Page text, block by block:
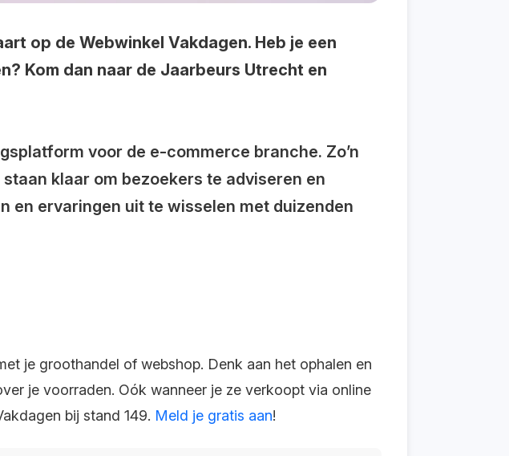
op de Webwinkel Vakdagen. Heb je een
Kom dan naar de Jaarbeurs Utrecht en
voor de e-commerce branche. Zo’n
klaar om bezoekers te adviseren en
en ervaringen uit te wisselen met duizenden
je groothandel of webshop. Denk aan het ophalen en
je voorraden. Oók wanneer je ze verkoopt via online
bij stand 149. Meld je gratis aan!